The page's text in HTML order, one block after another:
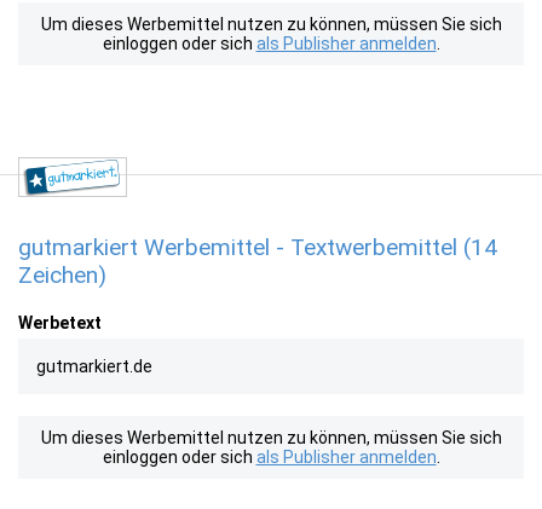
Um dieses Werbemittel nutzen zu können, müssen Sie sich
einloggen oder sich als Publisher anmelden
gutmarkiert Werbemittel - Textwerbemittel (14
Zeichen)
Werbetext
gutmarkiert.de
Um dieses Werbemittel nutzen zu können, müssen Sie sich
einloggen oder sich als Publisher anmelden